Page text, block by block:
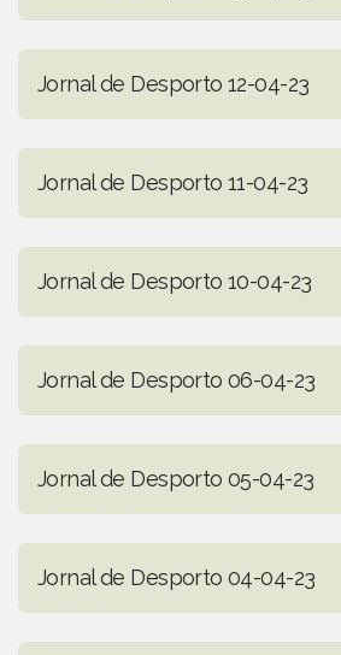
Jornal de Desporto 12-04-23
Jornal de Desporto 11-04-23
Jornal de Desporto 10-04-23
Jornal de Desporto 06-04-23
Jornal de Desporto 05-04-23
Jornal de Desporto 04-04-23